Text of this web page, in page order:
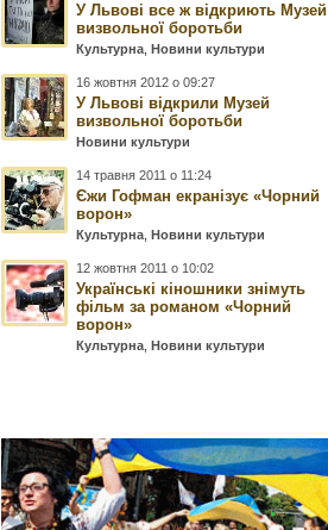
У Львові все ж відкриють Музей
визвольної боротьби
Культурна ,Новини культури
16 жовтня 2012 о 09:27
У Львові відкрили Музей
визвольної боротьби
Новини культури
14 травня 2011 о 11:24
Єжи Гофман екранізує «Чорний
ворон»
Культурна ,Новини культури
12 жовтня 2011 о 10:02
Українські кіношники знімуть
фільм за романом «Чорний
ворон»
Культурна ,Новини культури